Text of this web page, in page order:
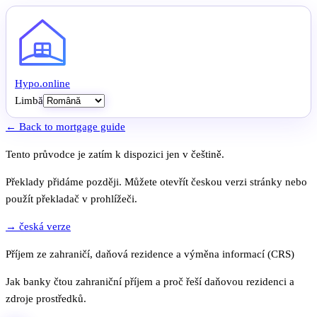
Hypo.online
Limbă
← Back to mortgage guide
Tento průvodce je zatím k dispozici jen v češtině.
Překlady přidáme později. Můžete otevřít českou verzi stránky nebo
použít překladač v prohlížeči.
→ česká verze
Příjem ze zahraničí, daňová rezidence a výměna informací (CRS)
Jak banky čtou zahraniční příjem a proč řeší daňovou rezidenci a
zdroje prostředků.